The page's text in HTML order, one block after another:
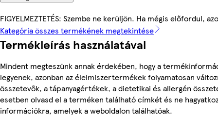
FIGYELMEZTETÉS: Szembe ne kerüljön. Ha mégis előfordul,
Kategória összes termékének megtekintése
Termékleírás használatával
Mindent megteszünk annak érdekében, hogy a
legyenek, azonban az élelmiszertermékek folyamatosan
összetevők, a tápanyagértékek, a dietetikai és allergén
esetben olvasd el a terméken található címkét és ne
információkra, amelyek a weboldalon találhatóak.